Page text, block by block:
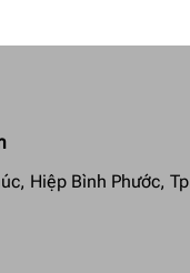
Hiệp Bình Phước, Tp